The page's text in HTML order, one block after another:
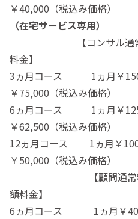
￥40,000（税込み価格）
（在宅サービス専用）
【コンサル通
料金】
3ヵ月コース 1ヵ月
￥75,000（税込み価格）
6ヵ月コース 1ヵ月
￥62,500（税込み価格）
12ヵ月コース 1ヵ
￥50,000（税込み価格）
【顧問通常
額料金】
6ヵ月コース 1ヵ